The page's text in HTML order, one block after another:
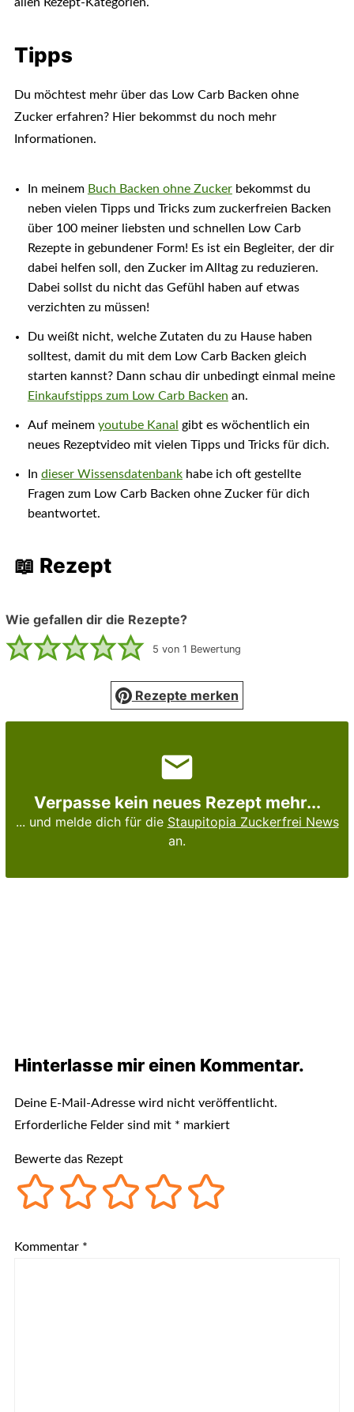
Tipps
Du möchtest mehr über das Low Carb Backen ohne
Zucker erfahren? Hier bekommst du noch mehr
Informationen.
In meinem Buch Backen ohne Zuckerbekommst du
neben vielen Tipps und Tricks zum zuckerfreien Backen
über 100 meiner liebsten und schnellen Low Carb
Rezepte in gebundener Form! Es ist ein Begleiter, der dir
dabei helfen soll, den Zucker im Alltag zu reduzieren.
Dabei sollst du nicht das Gefühl haben auf etwas
verzichten zu müssen!
Du weißt nicht, welche Zutaten du zu Hause haben
solltest, damit du mit dem Low Carb Backen gleich
starten kannst? Dann schau dir unbedingt einmal meine
Einkaufstipps zum Low Carb Backen an.
Auf meinem youtube Kanal
gibt es wöchentlich ein
neues Rezeptvideo mit vielen Tipps und Tricks für dich.
In dieser Wissensdatenbankhabe ich oft gestellte
Fragen zum Low Carb Backen ohne Zucker für dich
beantwortet.
📖 Rezept
Wie gefallen dir die Rezepte?
5 von 1 Bewertung
Rezepte merken
Verpasse kein neues Rezept mehr...
... und melde dich für die Staupitopia Zuckerfrei News
an.
Hinterlasse mir einen Kommentar.
Deine E-Mail-Adresse wird nicht veröffentlicht.
Erforderliche Felder sind mit * markiert
Bewerte das Rezept
Kommentar *